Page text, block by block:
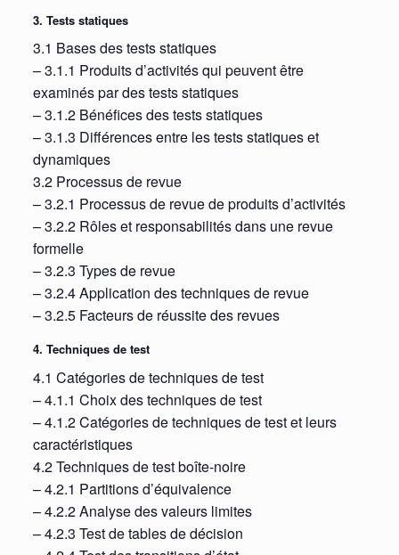
3. Tests statiques
3.1 Bases des tests statiques
– 3.1.1 Produits d’activités qui peuvent être
examinés par des tests statiques
– 3.1.2 Bénéfices des tests statiques
– 3.1.3 Différences entre les tests statiques et
dynamiques
3.2 Processus de revue
– 3.2.1 Processus de revue de produits d’activités
– 3.2.2 Rôles et responsabilités dans une revue
formelle
– 3.2.3 Types de revue
– 3.2.4 Application des techniques de revue
– 3.2.5 Facteurs de réussite des revues
4. Techniques de test
4.1 Catégories de techniques de test
– 4.1.1 Choix des techniques de test
– 4.1.2 Catégories de techniques de test et leurs
caractéristiques
4.2 Techniques de test boîte-noire
– 4.2.1 Partitions d’équivalence
– 4.2.2 Analyse des valeurs limites
– 4.2.3 Test de tables de décision